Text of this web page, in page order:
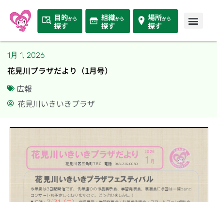
1月 1, 2026
花見川プラザだより（1月号）
広報
花見川いきいきプラザ